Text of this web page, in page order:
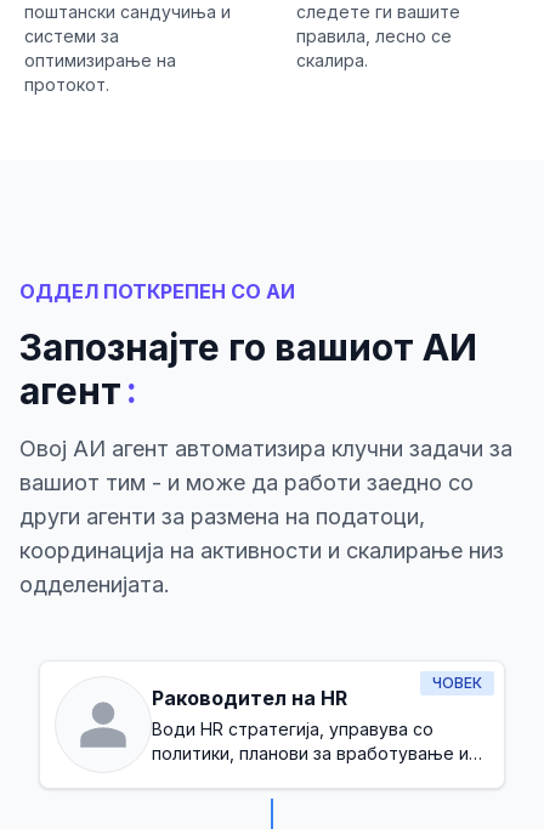
поштански сандучиња и
системи за
оптимизирање на
протокот.
следете ги вашите
правила, лесно се
скалира.
ОДДЕЛ ПОТКРЕПЕН СО АИ
Запознајте го вашиот АИ
агент:
Овој АИ агент автоматизира клучни задачи за
вашиот тим - и може да работи заедно со
други агенти за размена на податоци,
координација на активности и скалирање низ
одделенијата.
ЧОВЕК
Раководител на HR
Води HR стратегија, управува со
политики, планови за вработување и